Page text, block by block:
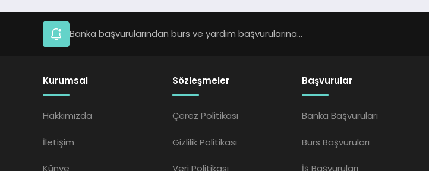
Banka başvurularından burs ve yardım başvurularına...
Kurumsal
Hakkımızda
İletişim
Künye
Sözleşmeler
Çerez Politikası
Gizlilik Politikası
Veri Politikası
Başvurular
Banka Başvuruları
Burs Başvuruları
İş Başvuruları